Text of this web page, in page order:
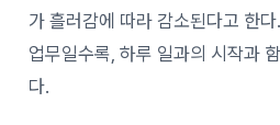
가 흘러감에 따라 감소된다고 한
업무일수록, 하루 일과의 시작과
다.